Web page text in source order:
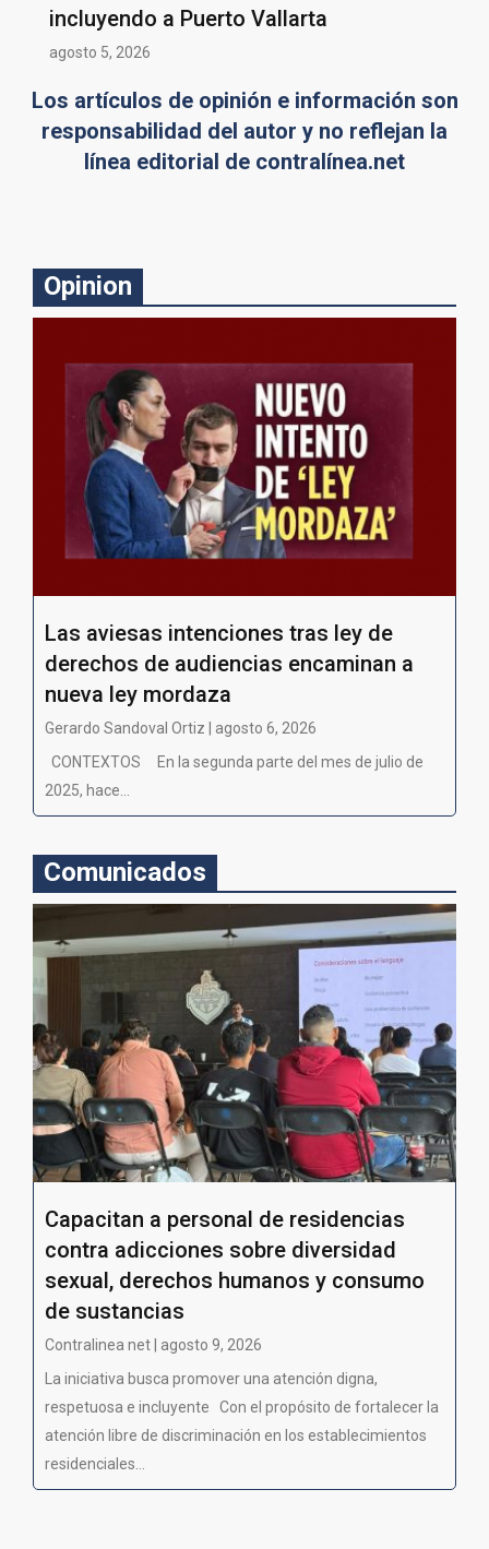
incluyendo a Puerto Vallarta
agosto 5, 2026
Los artículos de opinión e información son
responsabilidad del autor y no reflejan la
línea editorial de contralínea.net
Opinion
Las aviesas intenciones tras ley de
derechos de audiencias encaminan a
nueva ley mordaza
Gerardo Sandoval Ortiz | agosto 6, 2026
CONTEXTOS En la segunda parte del mes de julio de
2025, hace...
Comunicados
Capacitan a personal de residencias
contra adicciones sobre diversidad
sexual, derechos humanos y consumo
de sustancias
Contralinea net | agosto 9, 2026
La iniciativa busca promover una atención digna,
respetuosa e incluyente Con el propósito de fortalecer la
atención libre de discriminación en los establecimientos
residenciales...